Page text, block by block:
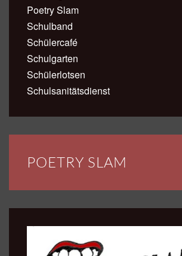
Poetry Slam
Schulband
Schülercafé
Schulgarten
Schülerlotsen
Schulsanitätsdienst
POETRY SLAM